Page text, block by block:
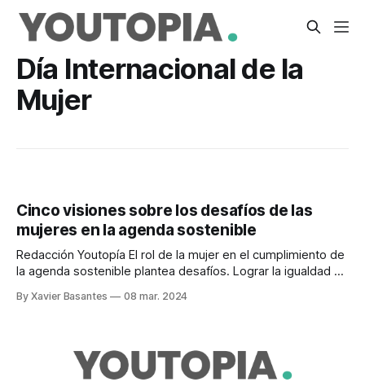
Día Internacional de la
Mujer
Cinco visiones sobre los desafíos de las
mujeres en la agenda sostenible
Redacción Youtopía El rol de la mujer en el cumplimiento de
la agenda sostenible plantea desafíos. Lograr la igualdad de
integral de cada uno de los 17 ODS. En el contexto del Día
By Xavier Basantes 08 mar. 2024